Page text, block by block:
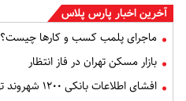
آخرین اخبار پارس پلاس
ماجرای پلمب کسب و کارها چیست؟
بازار مسکن تهران در فاز انتظار
افشای اطلاعات بانکی ۱۲۰۰ شهروند تهرانی در یک غرفه میوه و تره‌بار